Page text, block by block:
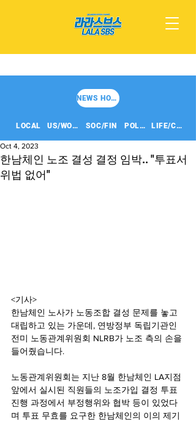
NEWS HOME
LOCAL US/WORLD SOC/FIN POLITICS LIFE/CULT
한남체인 노조 결성 결정 임박.. "투표서
위법 없어"
Oct 4, 2023
<기사>
한남체인 노사가 노동조합 결성 문제를 놓고
대립하고 있는 가운데, 연방정부 독립기관인
전미 노동관계위원회 NLRB가 노조 측의 손을
들어줬습니다.
노동관계위원회는 지난 8월 한남체인 LA지점
앞에서 실시된 직원들의 노조가입 결정 투표
진행 과정에서 부정행위와 협박 등이 있었다
며 투표 무효를 요구한 한남체인의 이의 제기